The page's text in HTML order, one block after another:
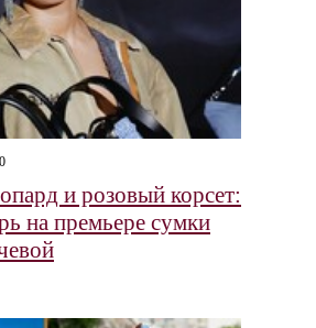
и розовый корсет:
на премьере сумки